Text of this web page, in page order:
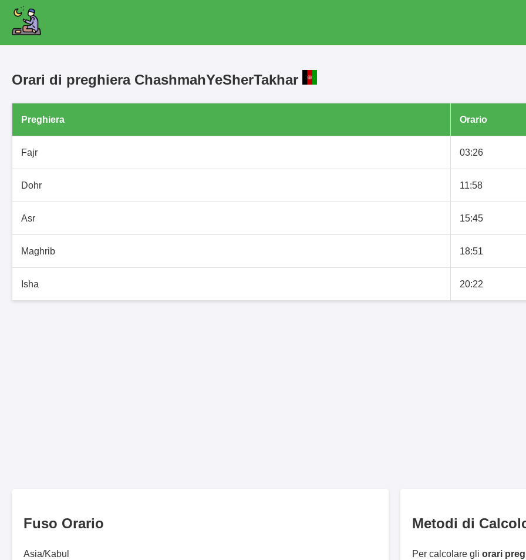
Orari di preghiera ChashmahYeSherTakhar
Preghiera Orario
Fajr 03:26
Dohr 11:58
Asr 15:45
Maghrib 18:51
Isha 20:22
Fuso Orario
Asia/Kabul
Metodi di
Per calcolare gli orari